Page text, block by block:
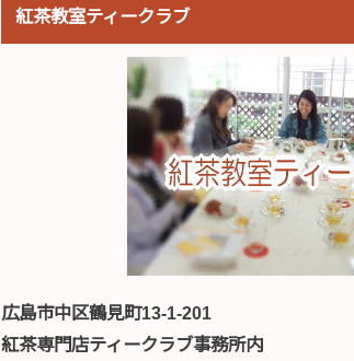
紅茶教室ティークラブ
広島市中区鶴見町13-1-201
紅茶専門店ティークラブ事務所内